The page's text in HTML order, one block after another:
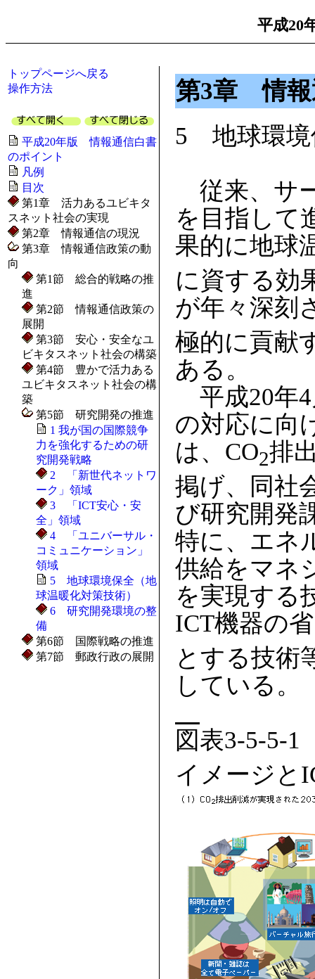
平成20
トップページへ戻る
操作方法
平成20年版 情報通信白書
のポイント
凡例
目次
第1章 活力あるユビキタ
スネット社会の実現
第2章 情報通信の現況
第3章 情報通信政策の動
向
第1節 総合的戦略の推
進
第2節 情報通信政策の
展開
第3節 安心・安全なユ
ビキタスネット社会の構築
第4節 豊かで活力ある
ユビキタスネット社会の構
築
第5節 研究開発の推進
1 我が国の国際競争
力を強化するための研
究開発戦略
2 「新世代ネットワ
ーク」領域
3 「ICT安心・安
全」領域
4 「ユニバーサル・
コミュニケーション」
領域
5 地球環境保全（地
球温暖化対策技術）
6 研究開発環境の整
備
第6節 国際戦略の推進
第7節 郵政行政の展開
第3章 情報
5 地球環境
従来、サ
を目指して
果的に地球
に資する効
が年々深刻
極的に貢献
ある。
平成20年4
の対応に向
は、CO2排
掲げ、同社
び研究開発
特に、エネ
供給をマネ
を実現する
ICT機器の
とする技術
している。
図表3-5-5-
イメージと